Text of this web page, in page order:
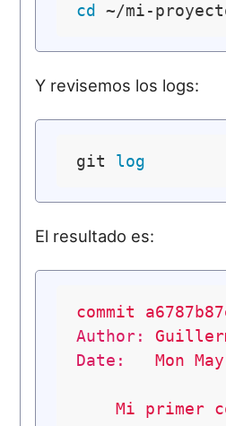
cd
Y revisemos los logs:
git log
El resultado es:
commit
Author:
Date:
Mon May
Mi primer